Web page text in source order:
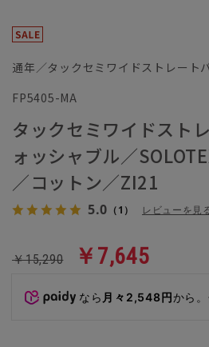
通年／タックセミワイドストレート
FP5405-MA
タックセミワイドスト
ォッシャブル／
／コットン／ZI21
5.0 （1） レビューを見
￥15,290 ￥7,645
なら 月々2,548円から